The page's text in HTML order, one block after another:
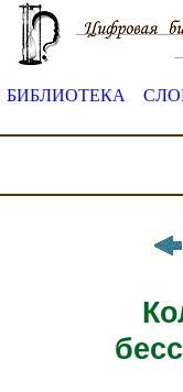
БИБЛИОТЕКА